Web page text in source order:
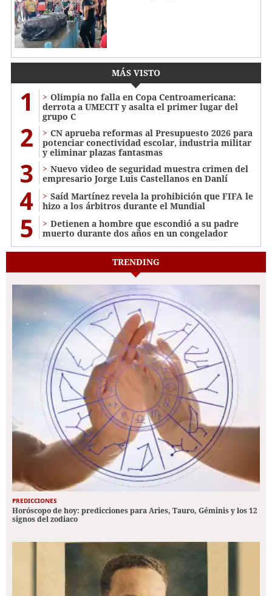
MÁS VISTO
1
Olimpia no falla en Copa Centroamericana:
derrota a UMECIT y asalta el primer lugar del
grupo C
2
CN aprueba reformas al Presupuesto 2026 para
potenciar conectividad escolar, industria militar
y eliminar plazas fantasmas
3
Nuevo video de seguridad muestra crimen del
empresario Jorge Luis Castellanos en Danlí
4
Saíd Martínez revela la prohibición que FIFA le
hizo a los árbitros durante el Mundial
5
Detienen a hombre que escondió a su padre
muerto durante dos años en un congelador
TRENDING
PREDICCIONES
Horóscopo de hoy: predicciones para Aries, Tauro, Géminis y los 12
signos del zodiaco